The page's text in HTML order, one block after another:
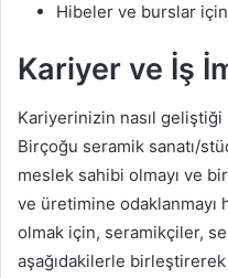
Hibeler ve burslar
Kariyer ve İş
Kariyerinizin nasıl geliştiği
Birçoğu seramik sanatı/
meslek sahibi olmayı ve
ve üretimine odaklanmayı
olmak için, seramikçiler,
aşağıdakilerle